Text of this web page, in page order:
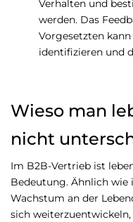
Verhalten und
werden. Das
Vorgesetzten
identifizieren und
Wieso man
nicht
Im B2B-Vertrieb ist
Bedeutung. Ähnlich wie
Wachstum an der
sich